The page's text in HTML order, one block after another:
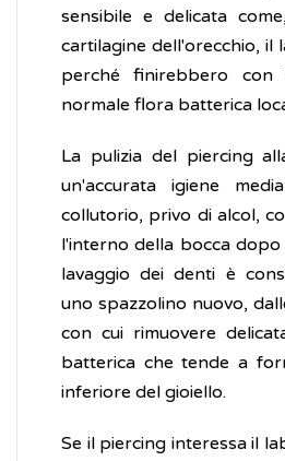
sensibile e delicata
cartilagine dell'orecchio, il
perché finirebbero
normale flora batterica
La pulizia del piercing
un'accurata igiene
collutorio, privo di alcol,
l'interno della bocca
lavaggio dei denti è
uno spazzolino nuovo,
con cui rimuovere
batterica che tende a
inferiore del gioiello.
Se il piercing interessa il